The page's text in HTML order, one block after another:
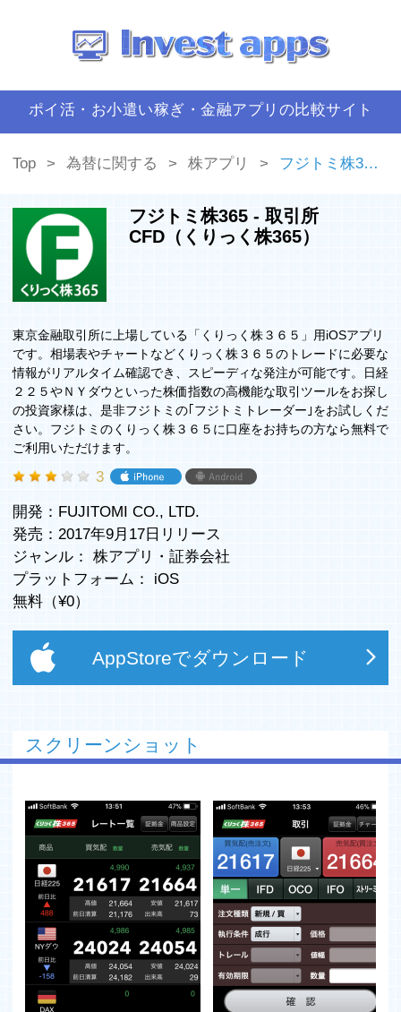
ポイ活・お小遣い稼ぎ・金融アプリの比較サイト
Top 為替に関する 株アプリ フジトミ株365 ‐ 取引所CFD（くりっく株365）
フジトミ株365 ‐ 取引所
CFD（くりっく株365）
東京金融取引所に上場している「くりっく株３６５」用iOSアプリ
です。相場表やチャートなどくりっく株３６５のトレードに必要な
情報がリアルタイム確認でき、スピーディな発注が可能です。日経
２２５やＮＹダウといった株価指数の高機能な取引ツールをお探し
の投資家様は、是非フジトミの｢フジトミトレーダー｣をお試しくだ
さい。フジトミのくりっく株３６５に口座をお持ちの方なら無料で
ご利用いただけます。
3
開発：FUJITOMI CO., LTD.
発売：2017年9月17日リリース
ジャンル： 株アプリ ・ 証券会社
プラットフォーム：
iOS
無料（¥0）
AppStoreでダウンロード
スクリーンショット